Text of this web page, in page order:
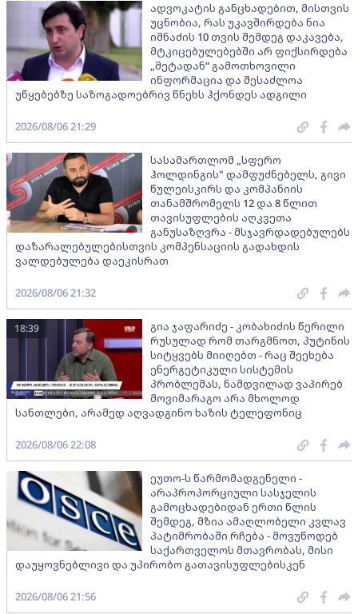
ადვოკატის განცხადებით, მისთვის
უცნობია, რას უკავშირდება ნია
იმნაძის 10 თვის შემდეგ დაკავება,
მტკიცებულებებში არ ფიქსირდება
„მეტადან“ გამოთხოვილი
ინფორმაცია და შესაძლოა
უწყებებზე საზოგადოებრივ წნეხს ჰქონდეს ადგილი
2026/08/06 21:29
სასამართლომ „სფერო
ჰოლდინგის" დამფუძნებელს, გივი
წულეისკირს და კომპანიის
თანამშრომელს 12 და 8 წლით
თავისუფლების აღკვეთა
განუსაზღვრა - მსჯავრდადებულებს
დაზარალებულებისთვის კომპენსაციის გადახდის
ვალდებულება დაეკისრათ
2026/08/06 21:32
გია ჯაფარიძე - კობახიძის წერილი
რუსულად რომ თარგმნოთ, პუტინის
სიტყვებს მიიღებთ - რაც შეეხება
ენერგეტიკული სისტემის
პრობლემას, ნამდვილად ვაპირებ
მოვიმარაგო არა მხოლოდ
სანთლები, არამედ აღვადგინო ხაზის ტელეფონიც
18:39
2026/08/06 22:08
ეუთო-ს წარმომადგენელი -
არაპროპორციული სასჯელის
გამოცხადებიდან ერთი წლის
შემდეგ, მზია ამაღლობელი კვლავ
პატიმრობაში რჩება - მოვუწოდებ
საქართველოს მთავრობას, მისი
დაუყოვნებლივი და უპირობო გათავისუფლებისკენ
2026/08/06 21:56